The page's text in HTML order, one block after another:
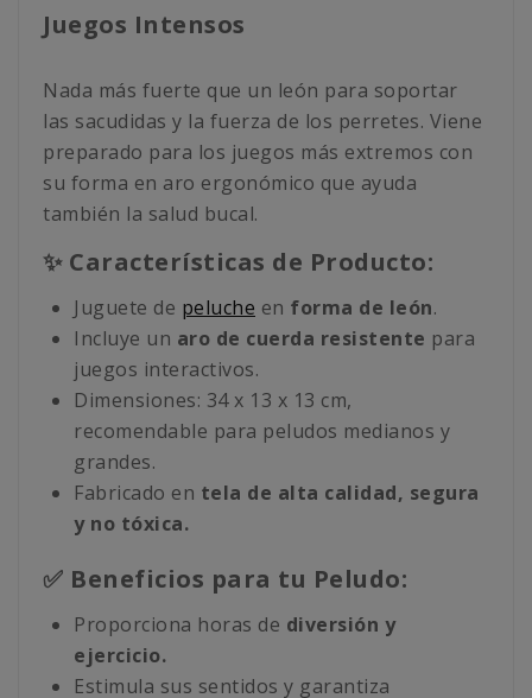
Juegos Intensos
Nada más fuerte que un león para soportar
las sacudidas y la fuerza de los perretes. Viene
preparado para los juegos más extremos con
su forma en aro ergonómico que ayuda
también la salud bucal.
✨ Características de Producto:
Juguete de peluche en forma de león.
Incluye un aro de cuerda resistente para
juegos interactivos.
Dimensiones: 34 x 13 x 13 cm,
recomendable para peludos medianos y
grandes.
Fabricado en tela de alta calidad, segura
y no tóxica.
✅ Beneficios para tu Peludo:
Proporciona horas de diversión y
ejercicio.
Estimula sus sentidos y garantiza